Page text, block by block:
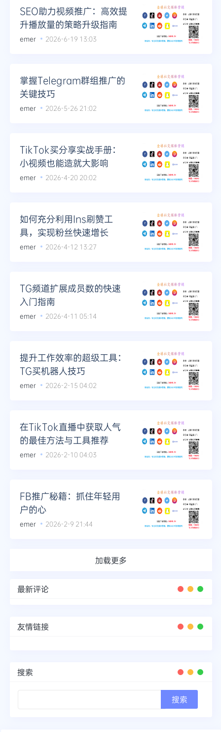
SEO助力视频推广：高效提
升播放量的策略升级指南
emer 2026-6-19 13:03
掌握Telegram群组推广的
关键技巧
emer 2026-5-26 21:02
TikTok买分享实战手册：
小视频也能造就大影响
emer 2026-4-20 20:02
如何充分利用Ins刷赞工
具，实现粉丝快速增长
emer 2026-4-12 13:27
TG频道扩展成员数的快速
入门指南
emer 2026-4-11 05:14
提升工作效率的超级工具：
TG买机器人技巧
emer 2026-2-15 04:02
在TikTok直播中获取人气
的最佳方法与工具推荐
emer 2026-2-10 04:03
FB推广秘籍：抓住年轻用
户的心
emer 2026-2-9 21:44
加载更多
最新评论
友情链接
搜索